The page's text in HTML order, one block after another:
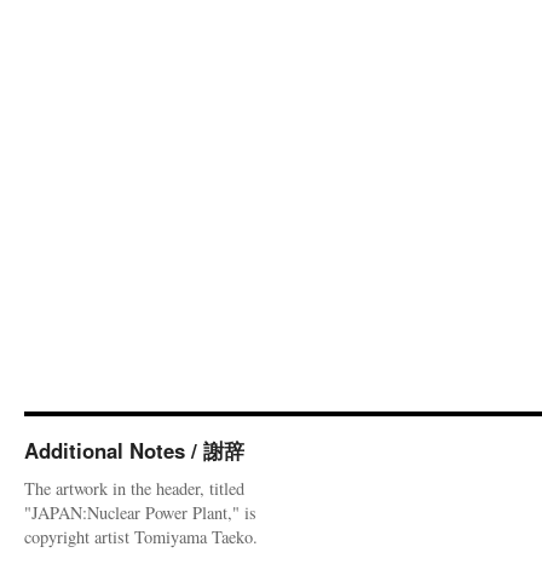
Additional Notes / 謝辞
The artwork in the header, titled
"JAPAN:Nuclear Power Plant," is
copyright artist Tomiyama Taeko.